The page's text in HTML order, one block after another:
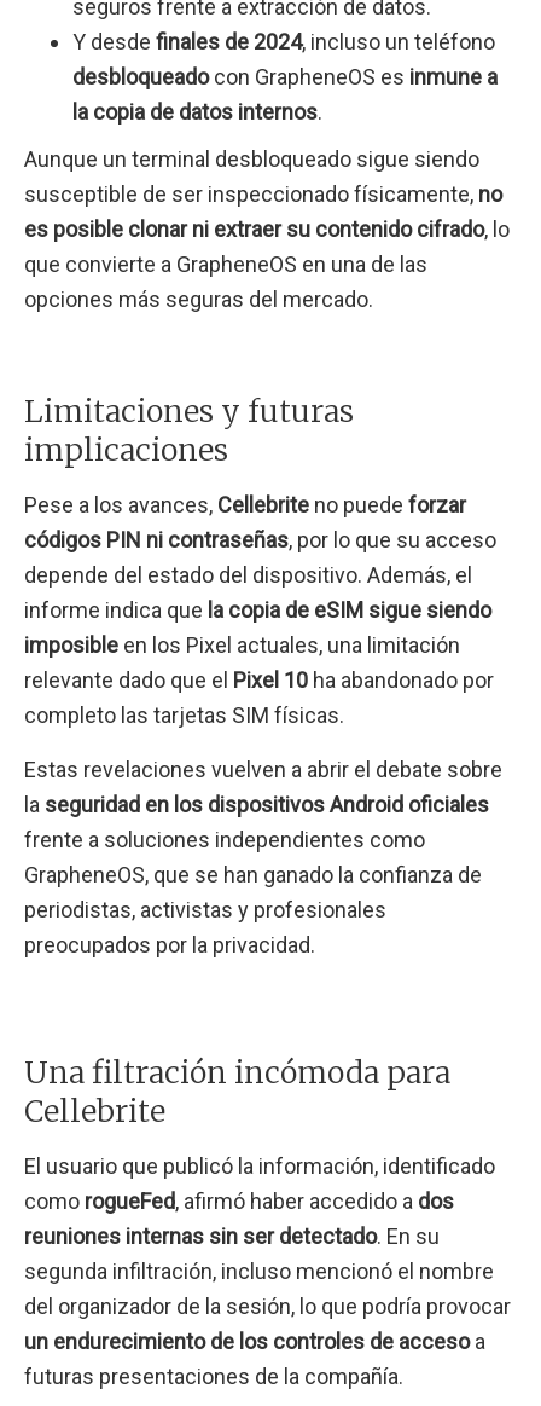
seguros frente a extracción de datos.
Y desde finales de 2024, incluso un teléfono
desbloqueadocon GrapheneOS es inmune a
la copia de datos internos.
Aunque un terminal desbloqueado sigue siendo
susceptible de ser inspeccionado físicamente, no
es posible clonar ni extraer su contenido cifrado, lo
que convierte a GrapheneOS en una de las
opciones más seguras del mercado.
Limitaciones y futuras
implicaciones
Pese a los avances, Cellebrite no puede forzar
códigos PIN ni contraseñas, por lo que su acceso
depende del estado del dispositivo. Además, el
informe indica que la copia de eSIM sigue siendo
imposible en los Pixel actuales, una limitación
relevante dado que el Pixel 10 ha abandonado por
completo las tarjetas SIM físicas.
Estas revelaciones vuelven a abrir el debate sobre
la seguridad en los dispositivos Android oficiales
frente a soluciones independientes como
GrapheneOS, que se han ganado la confianza de
periodistas, activistas y profesionales
preocupados por la privacidad.
Una filtración incómoda para
Cellebrite
El usuario que publicó la información, identificado
como rogueFed, afirmó haber accedido a dos
reuniones internas sin ser detectado. En su
segunda infiltración, incluso mencionó el nombre
del organizador de la sesión, lo que podría provocar
un endurecimiento de los controles de accesoa
futuras presentaciones de la compañía.